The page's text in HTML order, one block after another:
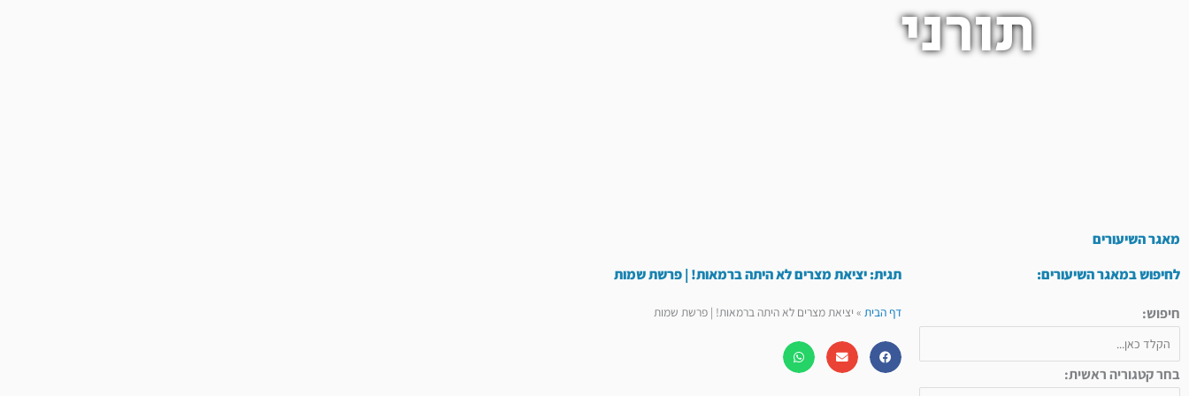
תורני
מאגר השיעורים
לחיפוש במאגר השיעורים:
חיפוש:
בחר קטגוריה ראשית:
תגית: יציאת מצרים לא היתה ברמאות! | פרשת שמות
דף הבית» יציאת מצרים לא היתה ברמאות! | פרשת שמות